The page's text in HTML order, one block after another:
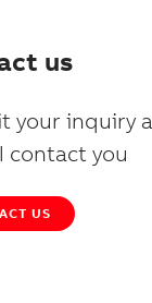
us
your inquiry
contact you
US